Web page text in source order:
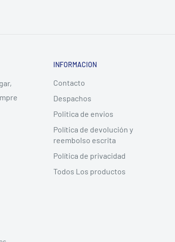
INFORMACION
Contacto
Despachos
Politica de envios
Política de devolución y
reembolso escrita
Política de privacidad
Todos Los productos